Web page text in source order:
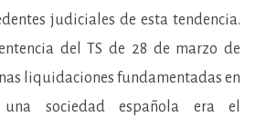
judiciales de esta tendencia.
del TS de 28 de marzo de
liquidaciones fundamentadas en
sociedad española era el